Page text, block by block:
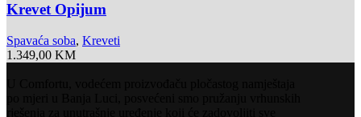
Krevet Opijum
Spavaća soba, Kreveti
1.349,00 KM